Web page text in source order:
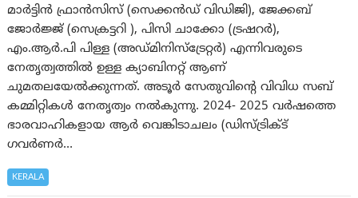
മാർട്ടിൻ ഫ്രാന്‍സിസ് (സെക്കന്‍ഡ് വിഡിജി), ജേക്കബ്
ജോർജ്ജ് (സെക്രട്ടറി ), പിസി ചാക്കോ (ട്രഷറർ),
എം.ആർ.പി പിള്ള (അഡ്മിനിസ്‌ട്രേറ്റര്‍) എന്നിവരുടെ
നേതൃത്വത്തില്‍ ഉള്ള ക്യാബിനറ്റ് ആണ്
ചുമതലയേൽക്കുന്നത്. അടൂർ സേതുവിന്റെ വിവിധ സബ്
കമ്മിറ്റികള്‍ നേതൃത്വം നല്‍കുന്നു. 2024- 2025 വർഷത്തെ
ഭാരവാഹികളായ ആർ വെങ്കിടാചലം (ഡിസ്ട്രിക്ട്
ഗവർണർ…
KERALA